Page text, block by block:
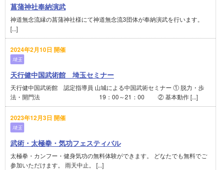
菖蒲神社奉納演武
神道無念流縁の菖蒲神社様にて神道無念流3団体が奉納演武を行います。
[...]
2024年2月10日 開催
埼玉
天行健中国武術館 埼玉セミナー
天行健中国武術館 認定指導員 山城による中国武術セミナー ① 脱力・歩
法・開門法 19：00～21：00 ② 基本動作 [...]
2023年12月3日 開催
埼玉
武術・太極拳・気功フェスティバル
太極拳・カンフー・健身気功の無料体験ができます。 どなたでも無料でご
参加いただけます。 雨天中止。 [...]